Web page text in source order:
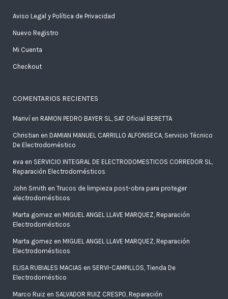
Aviso Legal y Política de Privacidad
Nuevo Registro
Mi Cuenta
Checkout
COMENTARIOS RECIENTES
Mariví en RAMON PEDRO BAYER SL, SAT Oficial BERETTA
Christian en DAMIAN MANUEL CARRILLO ALFONSECA, Servicio Técnico
De Electrodoméstico
eva en SERVICIO INTEGRAL DE ELECTRODOMESTICOS CORREDOR SL,
Reparación Electrodomésticos
John Smith en Trucos de limpieza post-obra para proteger
electrodomésticos
Marta gomez en MIGUEL ANGEL LLAVE MARQUEZ, Reparación
Electrodomésticos
Marta gomez en MIGUEL ANGEL LLAVE MARQUEZ, Reparación
Electrodomésticos
ELISA RUBIALES MACIAS en SERVI-CAMPILLOS, Tienda De
Electrodoméstico
Marco Ruiz en SALVADOR RUIZ CRESPO, Reparación